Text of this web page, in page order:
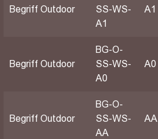
Begriff Outdoor
SS-WS-
A1
A1
Begriff Outdoor
BG-O-
SS-WS-
A0
А0
Begriff Outdoor
BG-O-
SS-WS-
AA
АА